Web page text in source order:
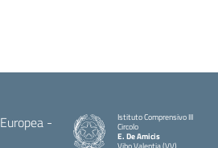
Istituto Comprensivo III
Circolo
E. De Amicis